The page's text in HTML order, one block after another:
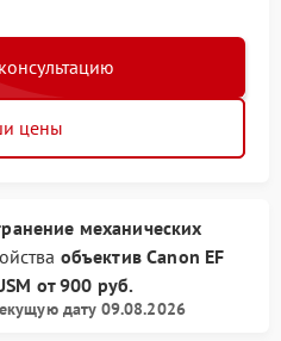
цены
механических
объектив Canon EF
от900 руб.
дату 09.08.2026